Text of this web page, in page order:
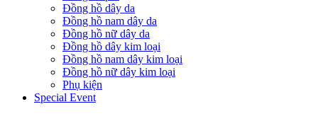
Đồng hồ dây da
Đồng hồ nam dây da
Đồng hồ nữ dây da
Đồng hồ dây kim loại
Đồng hồ nam dây kim loại
Đồng hồ nữ dây kim loại
Phụ kiện
Special Event